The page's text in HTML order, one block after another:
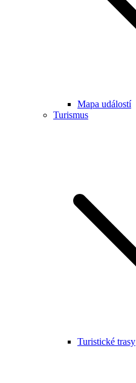
Mapa událostí
Turismus
Turistické trasy